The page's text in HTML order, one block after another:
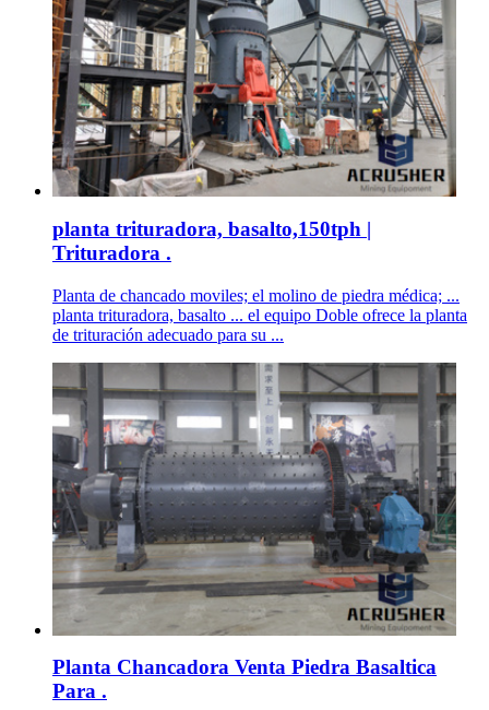
planta trituradora, basalto,150tph |
Trituradora .
Planta de chancado moviles; el molino de piedra médica; ...
planta trituradora, basalto ... el equipo Doble ofrece la planta
de trituración adecuado para su ...
Planta Chancadora Venta Piedra Basaltica
Para .